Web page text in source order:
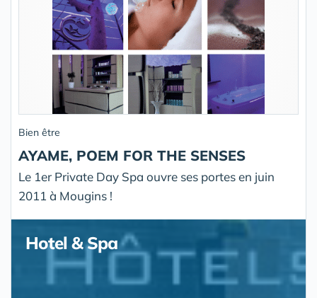
Bien être
AYAME, POEM FOR THE SENSES
Le 1er Private Day Spa ouvre ses portes en juin
2011 à Mougins !
Hotel & Spa